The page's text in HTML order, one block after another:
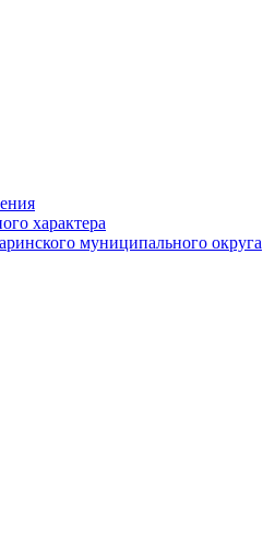
характера
муниципального округа